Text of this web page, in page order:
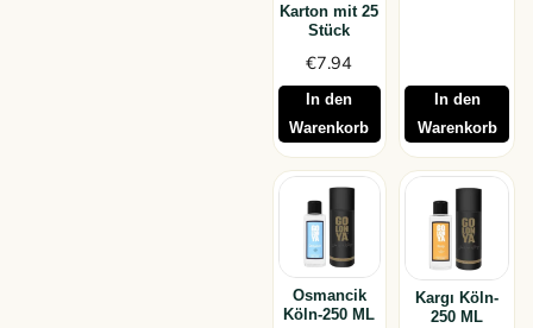
Karton mit 25
Stück
€7.94
In den
Warenkorb
In den
Warenkorb
Osmancik
Köln-250 ML
Kargı Köln-
250 ML